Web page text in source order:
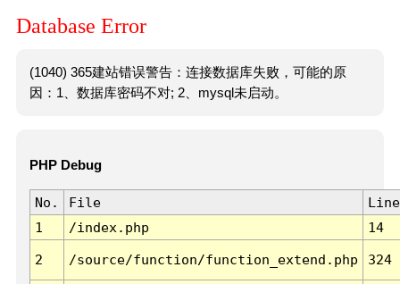
Database Error
(1040) 365建站错误警告：连接数据库失败，可能的原
因：1、数据库密码不对; 2、mysql未启动。
PHP Debug
No. File
Line
1
/index.php 14
2 /source/function/function_extend.php 324